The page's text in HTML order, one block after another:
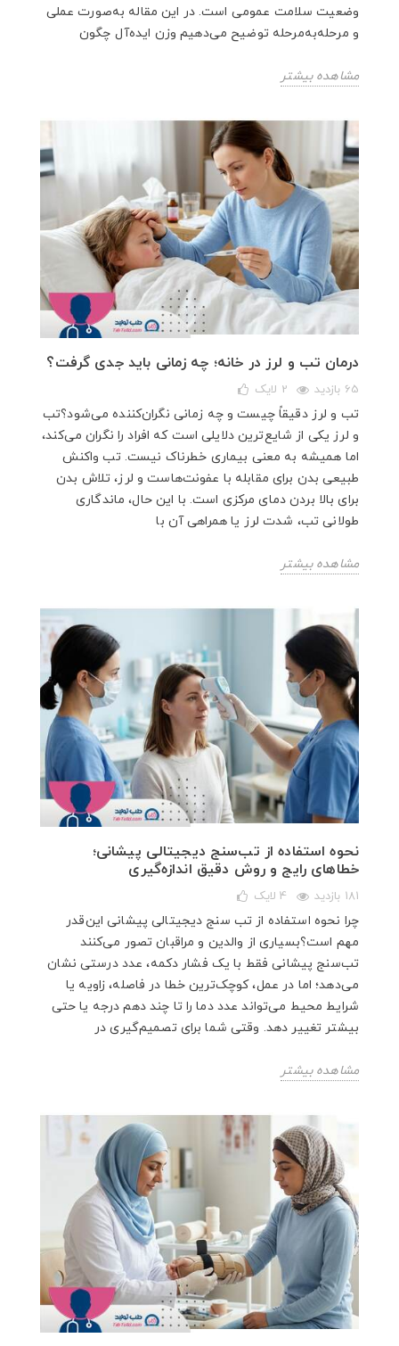
وضعیت سلامت عمومی است. در این مقاله به‌صورت عملی
و مرحله‌به‌مرحله توضیح می‌دهیم وزن ایده‌آل چگون
مشاهده بیشتر
درمان تب و لرز در خانه؛ چه زمانی باید جدی گرفت؟
65 بازدید 2 لایک
تب و لرز دقیقاً چیست و چه زمانی نگران‌کننده می‌شود؟تب
و لرز یکی از شایع‌ترین دلایلی است که افراد را نگران می‌کند،
اما همیشه به معنی بیماری خطرناک نیست. تب واکنش
طبیعی بدن برای مقابله با عفونت‌هاست و لرز، تلاش بدن
برای بالا بردن دمای مرکزی است. با این حال، ماندگاری
طولانی تب، شدت لرز یا همراهی آن با
مشاهده بیشتر
نحوه استفاده از تب‌سنج دیجیتالی پیشانی؛
خطاهای رایج و روش دقیق اندازه‌گیری
181 بازدید 4 لایک
چرا نحوه استفاده از تب سنج دیجیتالی پیشانی این‌قدر
مهم است؟بسیاری از والدین و مراقبان تصور می‌کنند
تب‌سنج پیشانی فقط با یک فشار دکمه، عدد درستی نشان
می‌دهد؛ اما در عمل، کوچک‌ترین خطا در فاصله، زاویه یا
شرایط محیط می‌تواند عدد دما را تا چند دهم درجه یا حتی
بیشتر تغییر دهد. وقتی شما برای تصمیم‌گیری در
مشاهده بیشتر